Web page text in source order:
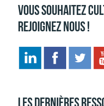
Vous souhaitez
Rejoignez nous !